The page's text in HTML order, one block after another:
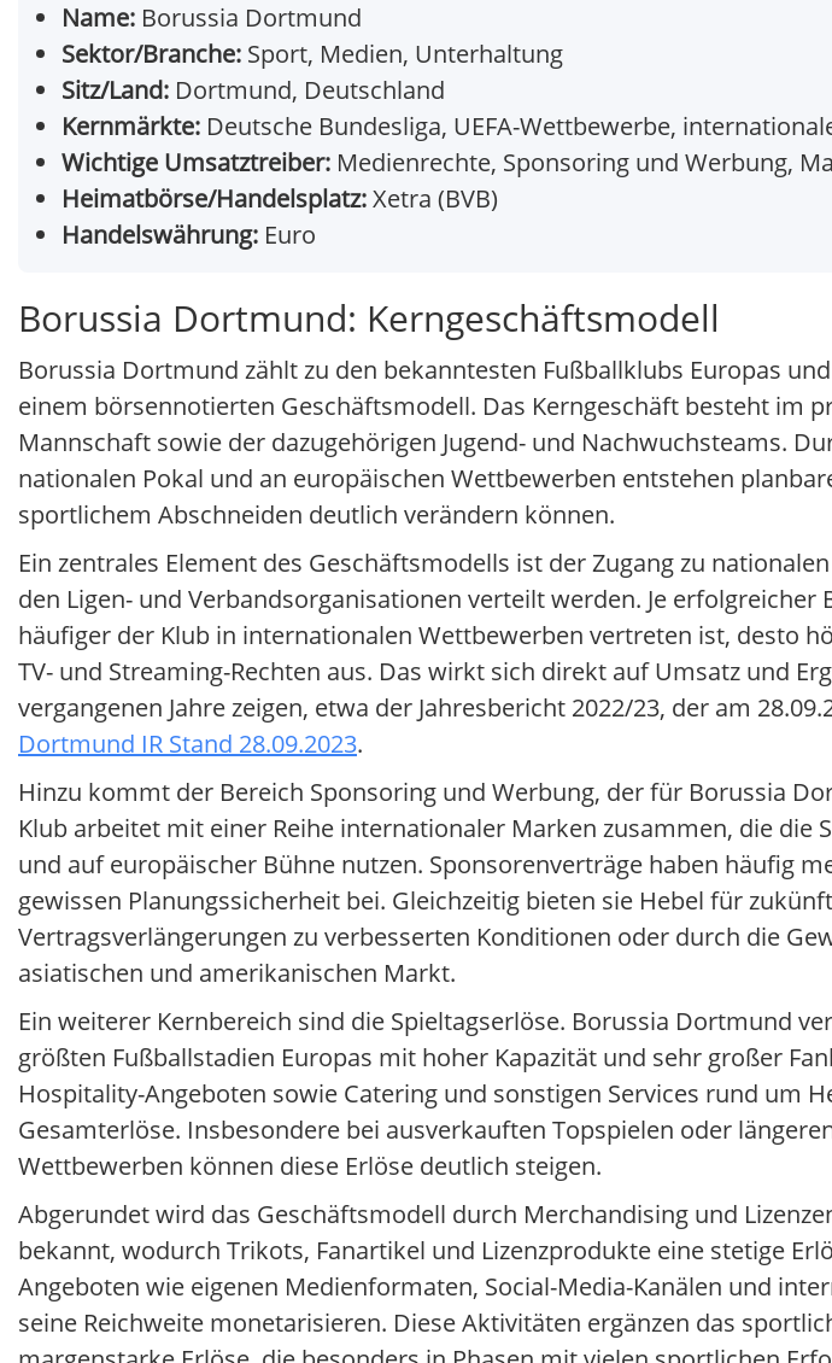
Name: Borussia Dortmund
Sektor/Branche: Sport, Medien, Unterhaltung
Sitz/Land: Dortmund, Deutschland
Kernmärkte: Deutsche Bundesliga, UEFA-Wettbewerbe,
Wichtige Umsatztreiber: Medienrechte, Sponsoring und Werbung,
Heimatbörse/Handelsplatz:Xetra (BVB)
Handelswährung: Euro
Borussia Dortmund: Kerngeschäftsmodell
Borussia Dortmund zählt zu den bekanntesten Fußballklubs Europas
einem börsennotierten Geschäftsmodell. Das Kerngeschäft besteht im
Mannschaft sowie der dazugehörigen Jugend- und Nachwuchsteams.
nationalen Pokal und an europäischen Wettbewerben entstehen
sportlichem Abschneiden deutlich verändern können.
Ein zentrales Element des Geschäftsmodells ist der Zugang zu
den Ligen- und Verbandsorganisationen verteilt werden. Je
häufiger der Klub in internationalen Wettbewerben vertreten ist, desto
TV- und Streaming-Rechten aus. Das wirkt sich direkt auf Umsatz und
vergangenen Jahre zeigen, etwa der Jahresbericht 2022/23, der am
Dortmund IR Stand 28.09.2023.
Hinzu kommt der Bereich Sponsoring und Werbung, der für Borussia
Klub arbeitet mit einer Reihe internationaler Marken zusammen, die die
und auf europäischer Bühne nutzen. Sponsorenverträge haben häufig
gewissen Planungssicherheit bei. Gleichzeitig bieten sie Hebel für
Vertragsverlängerungen zu verbesserten Konditionen oder durch die
asiatischen und amerikanischen Markt.
Ein weiterer Kernbereich sind die Spieltagserlöse. Borussia Dortmund
größten Fußballstadien Europas mit hoher Kapazität und sehr großer
Hospitality-Angeboten sowie Catering und sonstigen Services rund um
Gesamterlöse. Insbesondere bei ausverkauften Topspielen oder
Wettbewerben können diese Erlöse deutlich steigen.
Abgerundet wird das Geschäftsmodell durch Merchandising und
bekannt, wodurch Trikots, Fanartikel und Lizenzprodukte eine stetige
Angeboten wie eigenen Medienformaten, Social-Media-Kanälen und
seine Reichweite monetarisieren. Diese Aktivitäten ergänzen das